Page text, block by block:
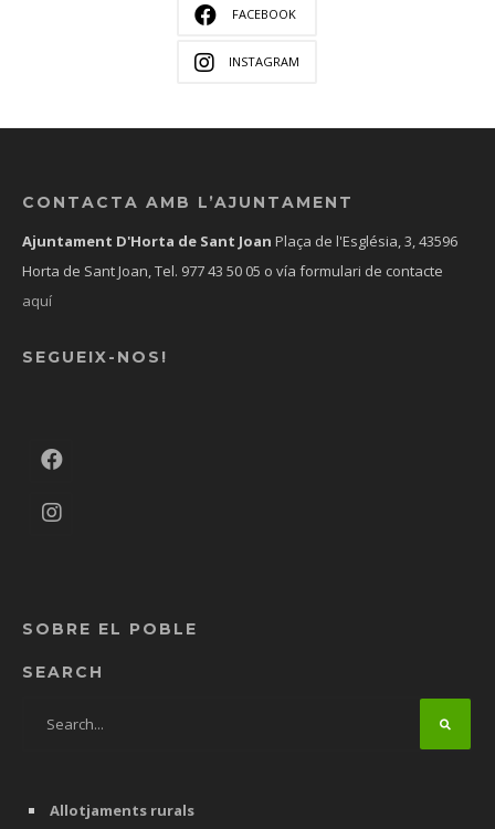
FACEBOOK
INSTAGRAM
CONTACTA AMB L’AJUNTAMENT
Ajuntament D'Horta de Sant Joan Plaça de l'Església, 3, 43596
Horta de Sant Joan, Tel. 977 43 50 05 o vía formulari de contacte
aquí
SEGUEIX-NOS!
SOBRE EL POBLE
SEARCH
Allotjaments rurals